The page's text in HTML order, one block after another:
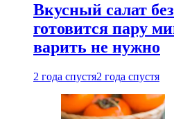
Вкусный салат
готовится пару
варить не нужно
2 года спустя2 года спустя